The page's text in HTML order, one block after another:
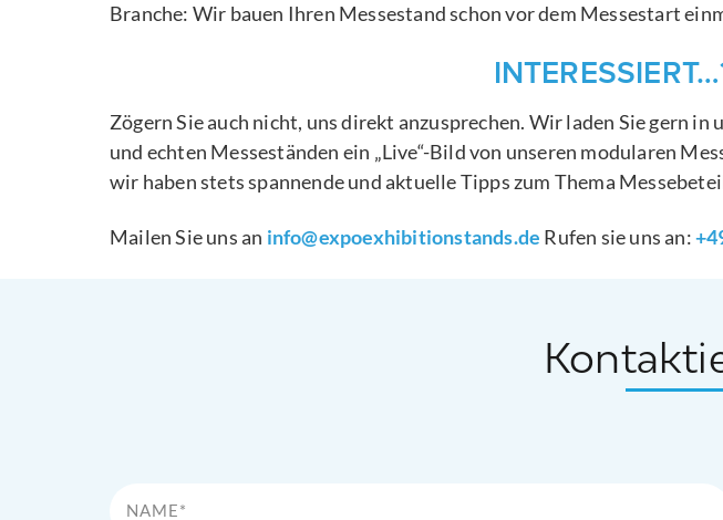
Branche: Wir bauen Ihren Messestand schon vor dem Messestart
Zögern Sie auch nicht, uns direkt anzusprechen. Wir laden Sie gern
und echten Messeständen ein „Live“-Bild von unseren modularen
wir haben stets spannende und aktuelle Tipps zum Thema
Mailen Sie uns an info@expoexhibitionstands.de Rufen sie uns an: